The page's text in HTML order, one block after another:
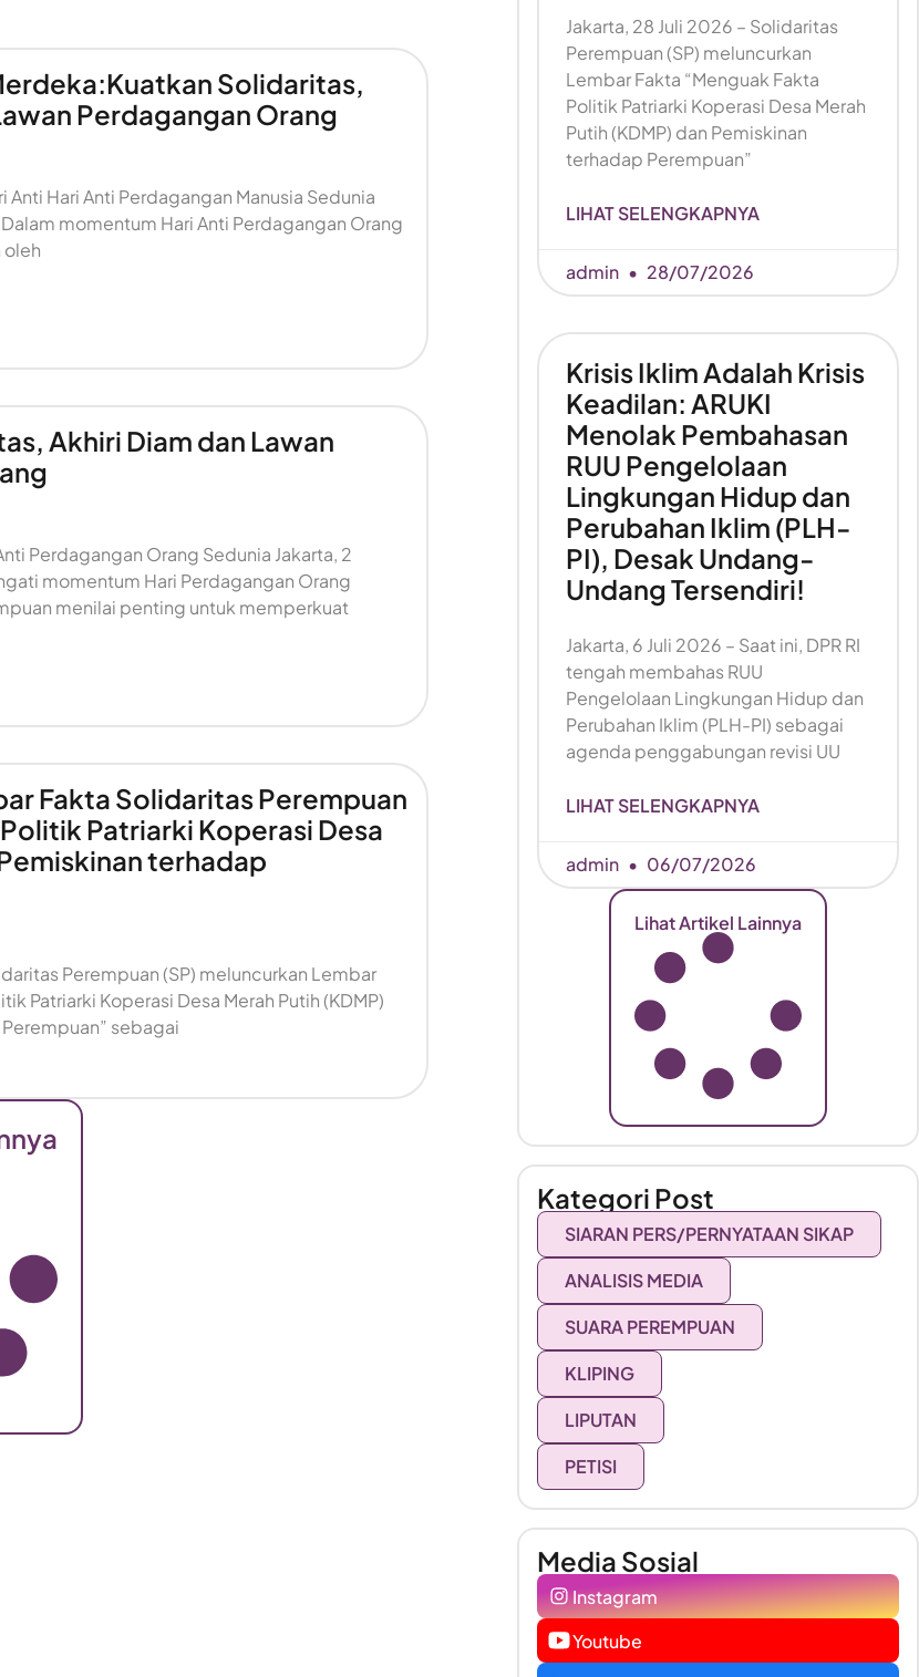
Solidaritas,
Perdagangan Orang
Anti Hari Anti Perdagangan Manusia Sedunia
momentum Hari Anti Perdagangan Orang
Akhiri Diam dan Lawan
Perdagangan Orang Sedunia Jakarta, 2
momentum Hari Perdagangan Orang
menilai penting untuk memperkuat
Fakta Solidaritas Perempuan
Patriarki Koperasi Desa
terhadap
Perempuan (SP) meluncurkan Lembar
Patriarki Koperasi Desa Merah Putih (KDMP)
sebagai
Jakarta, 28 Juli 2026 – Solidaritas
Perempuan (SP) meluncurkan
Lembar Fakta “Menguak Fakta
Politik Patriarki Koperasi Desa Merah
Putih (KDMP) dan Pemiskinan
terhadap Perempuan”
LIHAT SELENGKAPNYA
admin 28/07/2026
Krisis Iklim Adalah Krisis
Keadilan: ARUKI
Menolak Pembahasan
RUU Pengelolaan
Lingkungan Hidup dan
Perubahan Iklim (PLH-
PI), Desak Undang-
Undang Tersendiri!
Jakarta, 6 Juli 2026 – Saat ini, DPR RI
tengah membahas RUU
Pengelolaan Lingkungan Hidup dan
Perubahan Iklim (PLH-PI) sebagai
agenda penggabungan revisi UU
LIHAT SELENGKAPNYA
admin 06/07/2026
Lihat Artikel Lainnya
Kategori Post
SIARAN PERS/PERNYATAAN SIKAP
ANALISIS MEDIA
SUARA PEREMPUAN
KLIPING
LIPUTAN
PETISI
Media Sosial
Instagram
Youtube